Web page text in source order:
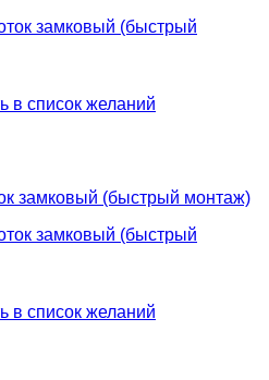
в список желаний
замковый (быстрый монтаж)
в список желаний